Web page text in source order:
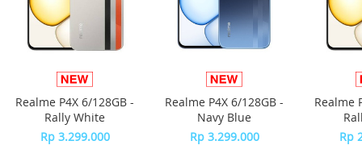
Realme P4X 6/128GB -
Rally White
Rp 3.299.000
Realme P4X 6/128GB -
Navy Blue
Rp 3.299.000
Realme
Rp